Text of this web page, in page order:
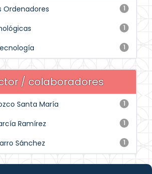
1
Ordenadores
1
1
/ colaboradores
1
Santa María
1
Ramírez
1
Sánchez